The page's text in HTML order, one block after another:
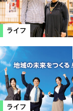
ライフ
ライフ